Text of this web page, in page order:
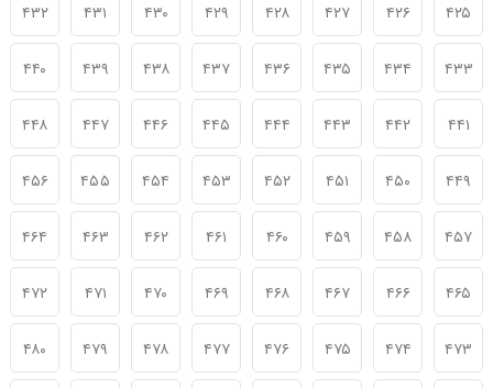
۴۲۵ ۴۲۶ ۴۲۷ ۴۲۸ ۴۲۹ ۴۳۰ ۴۳۱ ۴۳۲
۴۳۳ ۴۳۴ ۴۳۵ ۴۳۶ ۴۳۷ ۴۳۸ ۴۳۹ ۴۴۰
۴۴۱ ۴۴۲ ۴۴۳ ۴۴۴ ۴۴۵ ۴۴۶ ۴۴۷ ۴۴۸
۴۴۹ ۴۵۰ ۴۵۱ ۴۵۲ ۴۵۳ ۴۵۴ ۴۵۵ ۴۵۶
۴۵۷ ۴۵۸ ۴۵۹ ۴۶۰ ۴۶۱ ۴۶۲ ۴۶۳ ۴۶۴
۴۶۵ ۴۶۶ ۴۶۷ ۴۶۸ ۴۶۹ ۴۷۰ ۴۷۱ ۴۷۲
۴۷۳ ۴۷۴ ۴۷۵ ۴۷۶ ۴۷۷ ۴۷۸ ۴۷۹ ۴۸۰